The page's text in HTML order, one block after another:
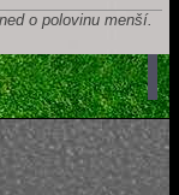
o polovinu menší.